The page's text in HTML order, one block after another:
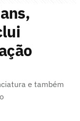
e também